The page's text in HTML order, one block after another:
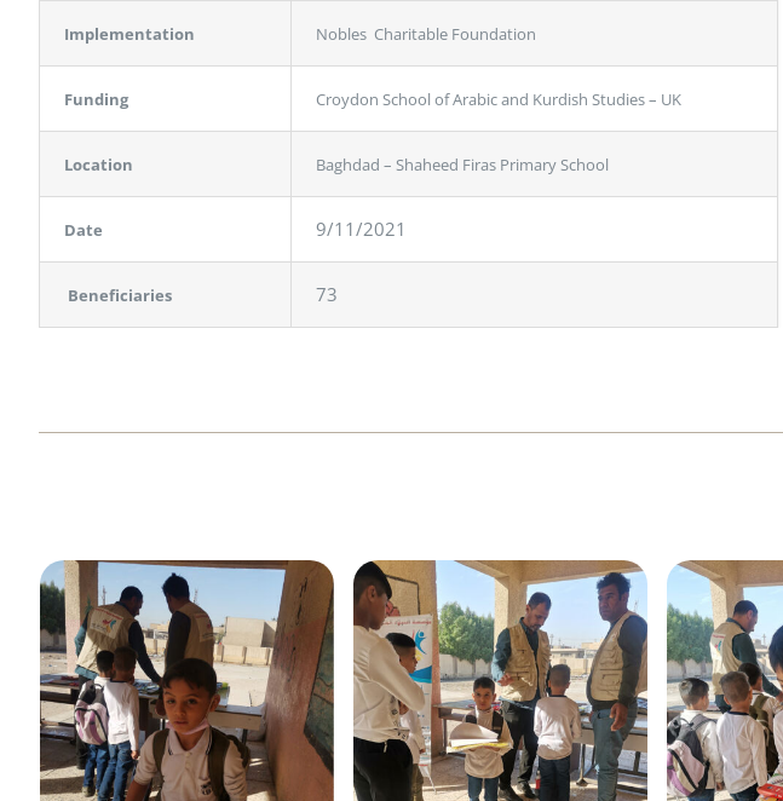
Implementation Nobles Charitable Foundation
Funding Croydon School of Arabic and Kurdish Studies – UK
Location Baghdad – Shaheed Firas Primary School
Date 9/11/2021
Beneficiaries 73